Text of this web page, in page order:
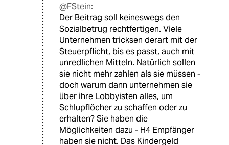
@FStein:
Der Beitrag soll keineswegs den
Sozialbetrug rechtfertigen. Viele
Unternehmen tricksen derart mit der
Steuerpflicht, bis es passt, auch mit
unredlichen Mitteln. Natürlich sollen
sie nicht mehr zahlen als sie müssen -
doch warum dann unternehmen sie
über ihre Lobbyisten alles, um
Schlupflöcher zu schaffen oder zu
erhalten? Sie haben die
Möglichkeiten dazu - H4 Empfänger
haben sie nicht. Das Kindergeld